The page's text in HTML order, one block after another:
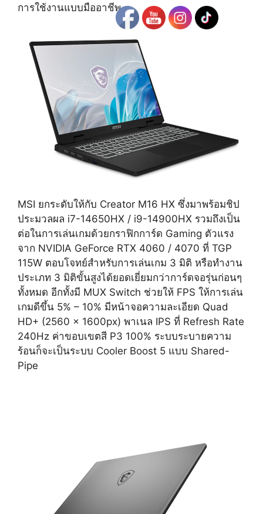
การใช้งานแบบมืออาชีพ
MSI ยกระดับให้กับ Creator M16 HX ซึ่งมาพร้อมชิป
ประมวลผล i7-14650HX / i9-14900HX รวมถึงเป็น
ต่อในการเล่นเกมด้วยกราฟิกการ์ด Gaming ตัวแรง
จาก NVIDIA GeForce RTX 4060 / 4070 ที่ TGP
115W ตอบโจทย์สำหรับการเล่นเกม 3 มิติ หรือทำงาน
ประเภท 3 มิติขั้นสูงได้ยอดเยี่ยมกว่าการ์ดจอรุ่นก่อนๆ
ทั้งหมด อีกทั้งมี MUX Switch ช่วยให้ FPS ให้การเล่น
เกมดีขึ้น 5% – 10% มีหน้าจอความละเอียด Quad
HD+ (2560 x 1600px) พาเนล IPS ที่ Refresh Rate
240Hz ค่าขอบเขตสี P3 100% ระบบระบายความ
ร้อนก็จะเป็นระบบ Cooler Boost 5 แบบ Shared-
Pipe